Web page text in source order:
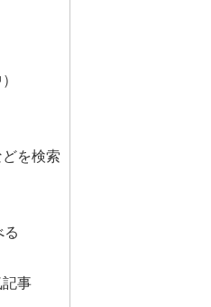
を検索
る
事